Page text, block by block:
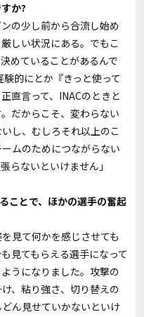
か?
の少し前から合流し始め
しい状況にある。でもこ
めていることがあるんで
的にとか『きっと使って
直言って、INACのときと
だからこそ、変わらない
し、むしろそれ以上のこ
ムのためにつながらない
らないといけません」
ことで、ほかの選手の奮起
見て何かを感じさせても
見てもらえる選手になって
うになりました。攻撃の
、粘り強さ、切り替えの
ん見せていかないといけ